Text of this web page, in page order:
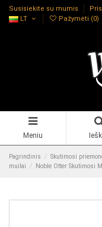
Susisiekite su mumis
LT
Pažymėti (0)
Meniu
Pagrindinis Skutimosi
muilai
Noble Otter Skutimosi